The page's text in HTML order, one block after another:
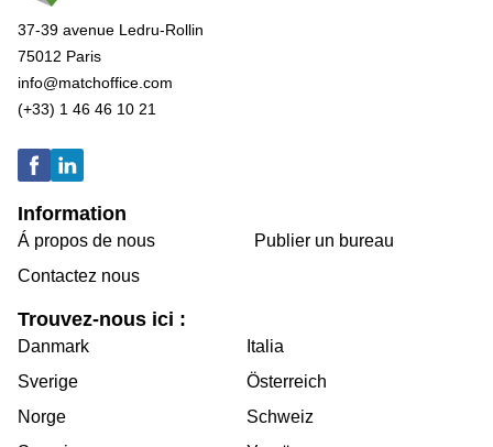
37-39 avenue Ledru-Rollin
75012 Paris
info@matchoffice.com
(+33) 1 46 46 10 21
Information
Á propos de nous
Contactez nous
Publier un bureau
Trouvez-nous ici :
Danmark
Sverige
Norge
Italia
Österreich
Schweiz